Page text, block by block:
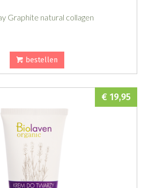
Graphite natural collagen
bestellen
€ 19,95